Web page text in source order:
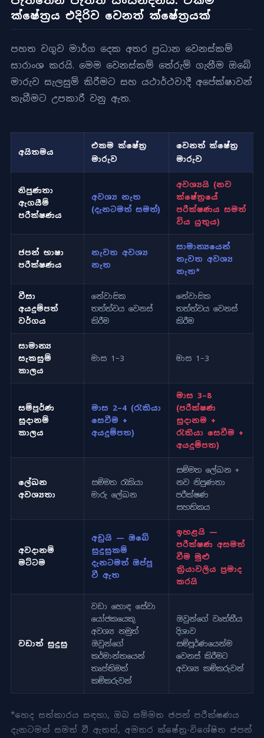
ක්ෂේත්‍රය එදිරිව වෙනත් ක්ෂේත්‍රයක්
පහත වගුව මාර්ග දෙක අතර ප්‍රධාන වෙනස්කම්
සාරාංශ කරයි. මෙම වෙනස්කම් තේරුම් ගැනීම ඔබේ
මාරුව සැලසුම් කිරීමට සහ යථාර්ථවාදී අපේක්ෂාවන්
තැබීමට උපකාරී වනු ඇත.
අයිතමය
එකම ක්ෂේත්‍ර
මාරුව
වෙනත් ක්ෂේත්‍ර
මාරුව
නිපුණතා
ඇගයීම්
පරීක්ෂණය
අවශ්‍ය නැත
(දැනටමත් සමත්)
අවශ්‍යයි (නව
ක්ෂේත්‍රයේ
පරීක්ෂණය සමත්
විය යුතුය)
ජපන් භාෂා
පරීක්ෂණය
නැවත අවශ්‍ය
නැත
සාමාන්‍යයෙන්
නැවත අවශ්‍ය
නැත*
වීසා
අයදුම්පත්
වර්ගය
නේවාසික
තත්ත්වය වෙනස්
කිරීම
නේවාසික
තත්ත්වය වෙනස්
කිරීම
සාමාන්‍ය
සැකසුම්
කාලය
මාස 1–3 මාස 1–3
සම්පූර්ණ
සූදානම්
කාලය
මාස 2–4 (රැකියා
සෙවීම +
අයදුම්පත)
මාස 3–8
(පරීක්ෂණ
සූදානම +
රැකියා සෙවීම +
අයදුම්පත)
ලේඛන
අවශ්‍යතා
සම්මත රැකියා
මාරු ලේඛන
සම්මත ලේඛන +
නව නිපුණතා
පරීක්ෂණ
සහතිකය
අවදානම්
මට්ටම
අඩුයි — ඔබේ
සුදුසුකම්
දැනටමත් ඔප්පු
වී ඇත
ඉහළයි —
පරීක්ෂණ අසමත්
වීම මුළු
ක්‍රියාවලිය ප්‍රමාද
කරයි
වඩාත් සුදුසු
වඩා හොඳ සේවා
යෝජකයෙකු
අවශ්‍ය නමුත්
ඔවුන්ගේ
කර්මාන්තයෙන්
තෘප්තිමත්
කම්කරුවන්
ඔවුන්ගේ වෘත්තීය
දිශාව
සම්පූර්ණයෙන්ම
වෙනස් කිරීමට
අවශ්‍ය කම්කරුවන්
*හෙද සත්කාරය සඳහා, ඔබ සම්මත ජපන් පරීක්ෂණය
දැනටමත් සමත් වී ඇතත්, අමතර ක්ෂේත්‍ර-විශේෂිත ජපන්